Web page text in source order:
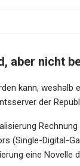
aber nicht
kann, weshalb
der
(Single-Digital-
eine Novelle